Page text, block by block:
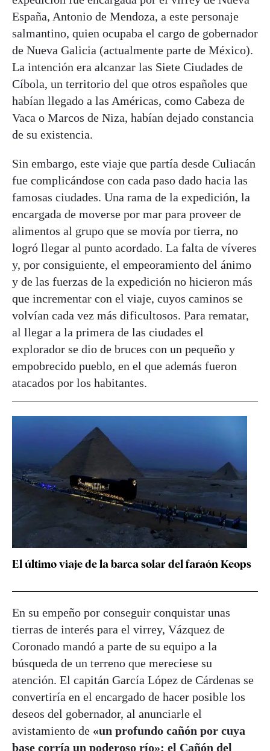
España, Antonio de Mendoza, a este personaje
salmantino, quien ocupaba el cargo de gobernador
de Nueva Galicia (actualmente parte de México).
La intención era alcanzar las Siete Ciudades de
Cíbola, un territorio del que otros españoles que
habían llegado a las Américas, como Cabeza de
Vaca o Marcos de Niza, habían dejado constancia
de su existencia.
Sin embargo, este viaje que partía desde Culiacán
fue complicándose con cada paso dado hacia las
famosas ciudades. Una rama de la expedición, la
encargada de moverse por mar para proveer de
alimentos al grupo que se movía por tierra, no
logró llegar al punto acordado. La falta de víveres
y, por consiguiente, el empeoramiento del ánimo
y de las fuerzas de la expedición no hicieron más
que incrementar con el viaje, cuyos caminos se
volvían cada vez más dificultosos. Para rematar,
al llegar a la primera de las ciudades el
explorador se dio de bruces con un pequeño y
empobrecido pueblo, en el que además fueron
atacados por los habitantes.
El último viaje de la barca solar del faraón Keops
En su empeño por conseguir conquistar unas
tierras de interés para el virrey, Vázquez de
Coronado mandó a parte de su equipo a la
búsqueda de un terreno que mereciese su
atención. El capitán García López de Cárdenas se
convertiría en el encargado de hacer posible los
deseos del gobernador, al anunciarle el
avistamiento de «un profundo cañón por cuya
base corría un poderoso río»: el Cañón del